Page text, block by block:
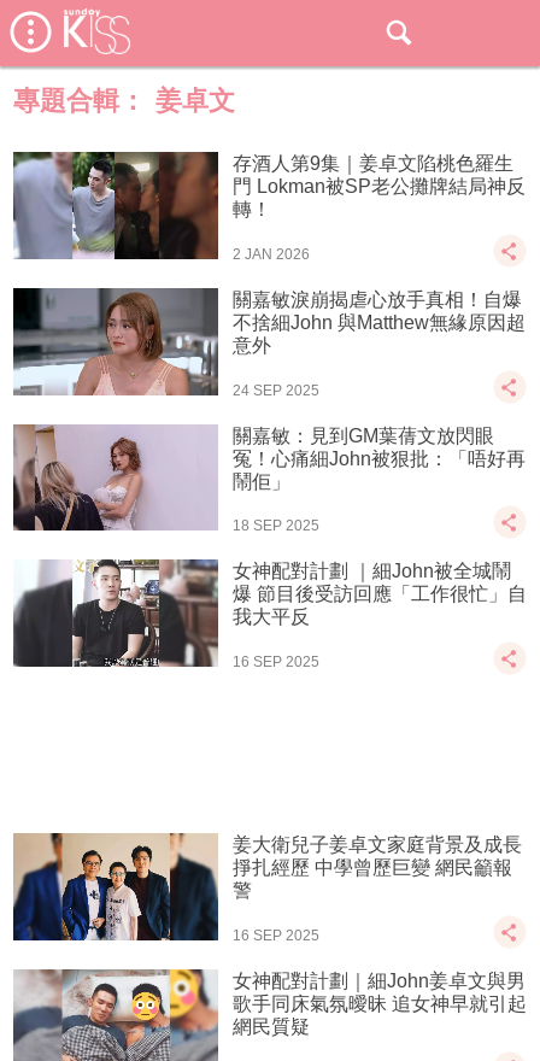
專題合輯： 姜卓文
存酒人第9集｜姜卓文陷桃色羅生
門 Lokman被SP老公攤牌結局神反
轉！
2 JAN 2026
關嘉敏淚崩揭虐心放手真相！自爆
不捨細John 與Matthew無緣原因超
意外
24 SEP 2025
關嘉敏：見到GM葉蒨文放閃眼
冤！心痛細John被狠批：「唔好再
鬧佢」
18 SEP 2025
女神配對計劃 ｜細John被全城鬧
爆 節目後受訪回應「工作很忙」自
我大平反
16 SEP 2025
姜大衛兒子姜卓文家庭背景及成長
掙扎經歷 中學曾歷巨變 網民籲報
警
16 SEP 2025
女神配對計劃｜細John姜卓文與男
歌手同床氣氛曖昧 追女神早就引起
網民質疑